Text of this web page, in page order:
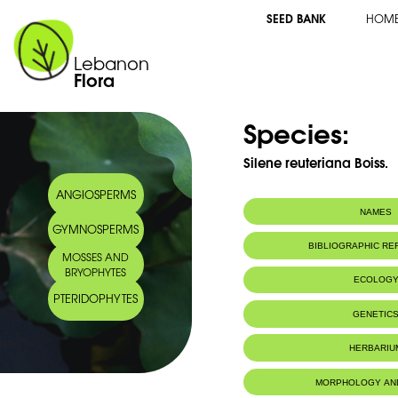
Lebanon
Flora
SEED BANK
ANGIOSPERMS
GYMNOSPERMS
MOSSES AND
BRYOPHYTES
PTERIDOPHYTES
Species:
Silene reuteriana Boiss.
NAMES
Common name: Silène de Reuter
Arabic name: سيلينة روتر
BIBLIOGRAPHIC
ECOLOGY
Lebanon
Habitat : Sur grès
MenacÃ©e
MORPHOLOGY